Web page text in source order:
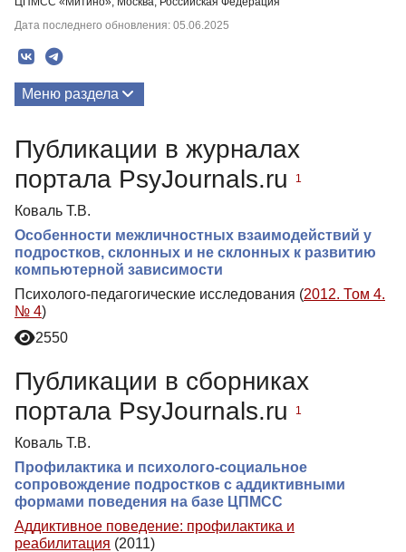
Дата последнего обновления: 05.06.2025
Меню раздела
Публикации в журналах
портала PsyJournals.ru
1
Коваль Т.В.
Особенности межличностных взаимодействий у
подростков, склонных и не склонных к развитию
компьютерной зависимости
Психолого-педагогические исследования (2012. Том 4.
№ 4)
2550
Публикации в сборниках
портала PsyJournals.ru
1
Коваль Т.В.
Профилактика и психолого-социальное
сопровождение подростков с аддиктивными
формами поведения на базе ЦПМСС
Аддиктивное поведение: профилактика и
реабилитация (2011)